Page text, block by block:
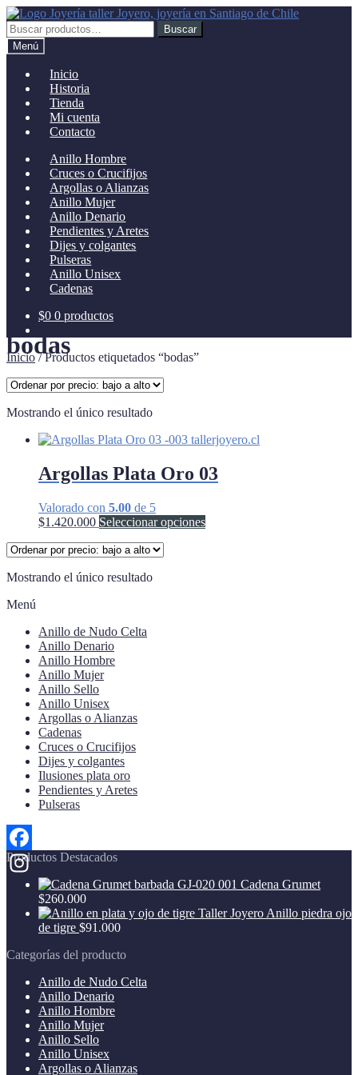
Ir
a
la
navegación
Ir
al
contenido
Buscar
por:
Buscar
Menú
Inicio
Historia
Tienda
Mi cuenta
Contacto
Anillo Hombre
Cruces o Crucifijos
Argollas o Alianzas
Anillo Mujer
Anillo Denario
Pendientes y Aretes
Dijes y colgantes
Pulseras
Anillo Unisex
Cadenas
$0 0 productos
Inicio/Productos etiquetados “bodas”
bodas
Mostrando el único resultado
Argollas Plata Oro 03
Valorado con 5.00 de 5
$1.420.000 Seleccionar opcionesEste
Mostrando el único resultado
Menú
Anillo de Nudo Celta
Anillo Denario
Anillo Hombre
Anillo Mujer
Anillo Sello
Anillo Unisex
Argollas o Alianzas
Cadenas
Cruces o Crucifijos
Dijes y colgantes
Ilusiones plata oro
Pendientes y Aretes
Pulseras
Facebook
Instagram
Productos Destacados
Cadena Grumet
$260.000
Anillo piedra ojo
de tigre $91.000
Categorías del producto
Anillo de Nudo Celta
Anillo Denario
Anillo Hombre
Anillo Mujer
Anillo Sello
Anillo Unisex
Argollas o Alianzas